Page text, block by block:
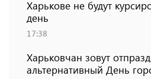
Харькове не будут
день
17:38
Харьковчан зовут
альтернативный День